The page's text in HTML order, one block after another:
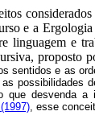
e a
linguagem e
proposto
sentidos e as
possibilidades
que desvenda a
(1997) , esse